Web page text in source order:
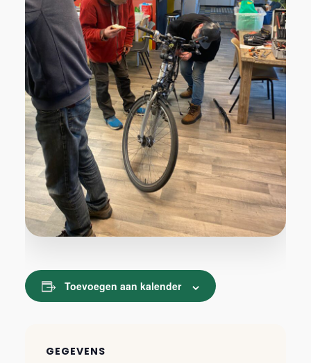
Toevoegen aan kalender
GEGEVENS